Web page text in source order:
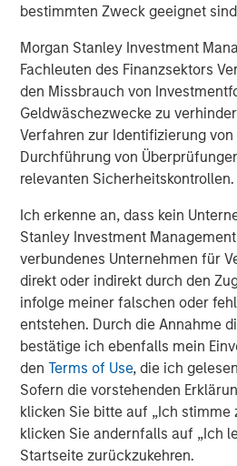
bestimmten Zweck geeignet
Morgan Stanley Investment
Fachleuten des Finanzsektors
den Missbrauch von
Geldwäschezwecke zu
Verfahren zur Identifizierung
Durchführung von
relevanten Sicherheitskontrollen.
Ich erkenne an, dass kein
Stanley Investment
verbundenes Unternehmen für
direkt oder indirekt durch den
infolge meiner falschen oder
entstehen. Durch die Annahme
bestätige ich ebenfalls mein
denTerms of Use, die ich
Sofern die vorstehenden
klicken Sie bitte auf „Ich stimme
klicken Sie andernfalls auf „Ich
Startseite zurückzukehren.
There is also no process in place
original equipment manufacturers
forced to support critical
the tariff impact, as they did
shutdown supply chain shocks.
Impact on Automotive Part
Nearly all suppliers say they plan
likely to achieve something close
Tier 3 suppliers will struggle and
of the pain.2
Suppliers are volume-based
high fixed cost bases. Any
production disruption without
negatively impact suppliers as
pandemic. Similarly to Auto
will likely need to invest in
to the US if their OEM customers
parts are too expensive to ship